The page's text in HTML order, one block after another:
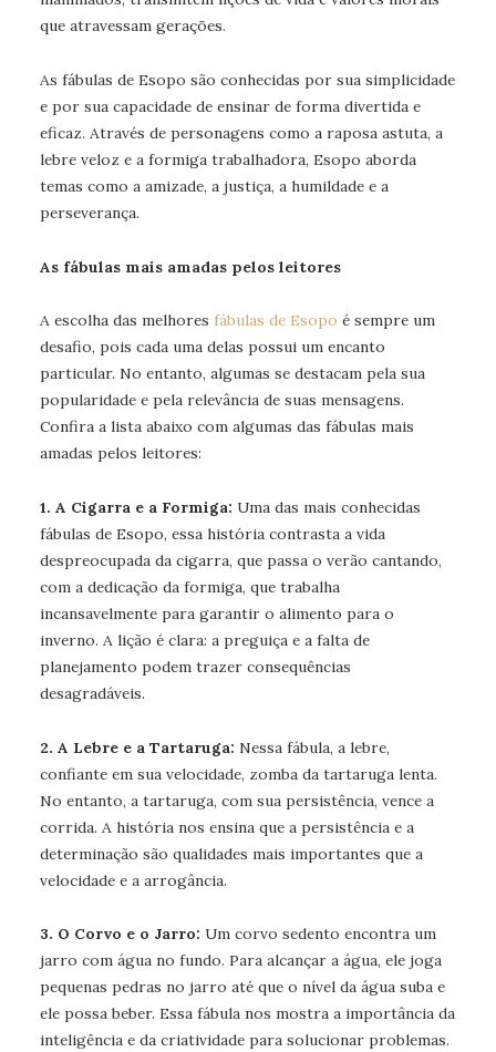
que atravessam gerações.
As fábulas de Esopo são conhecidas por sua simplicidade
e por sua capacidade de ensinar de forma divertida e
eficaz. Através de personagens como a raposa astuta, a
lebre veloz e a formiga trabalhadora, Esopo aborda
temas como a amizade, a justiça, a humildade e a
perseverança.
As fábulas mais amadas pelos leitores
A escolha das melhores fábulas de Esopo é sempre um
desafio, pois cada uma delas possui um encanto
particular. No entanto, algumas se destacam pela sua
popularidade e pela relevância de suas mensagens.
Confira a lista abaixo com algumas das fábulas mais
amadas pelos leitores:
1. A Cigarra e a Formiga: Uma das mais conhecidas
fábulas de Esopo, essa história contrasta a vida
despreocupada da cigarra, que passa o verão cantando,
com a dedicação da formiga, que trabalha
incansavelmente para garantir o alimento para o
inverno. A lição é clara: a preguiça e a falta de
planejamento podem trazer consequências
desagradáveis.
2. A Lebre e a Tartaruga: Nessa fábula, a lebre,
confiante em sua velocidade, zomba da tartaruga lenta.
No entanto, a tartaruga, com sua persistência, vence a
corrida. A história nos ensina que a persistência e a
determinação são qualidades mais importantes que a
velocidade e a arrogância.
3. O Corvo e o Jarro: Um corvo sedento encontra um
jarro com água no fundo. Para alcançar a água, ele joga
pequenas pedras no jarro até que o nível da água suba e
ele possa beber. Essa fábula nos mostra a importância da
inteligência e da criatividade para solucionar problemas.